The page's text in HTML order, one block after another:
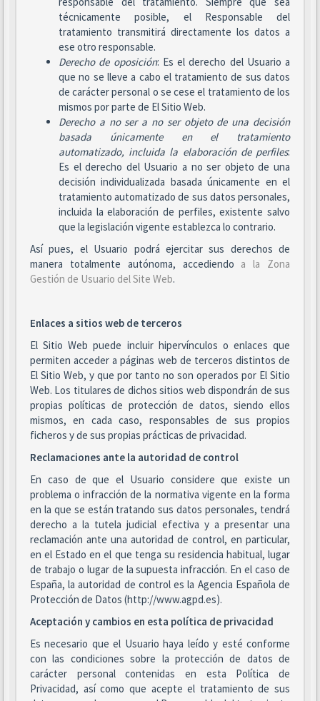
técnicamente posible, el Responsable del
tratamiento transmitirá directamente los datos a
ese otro responsable.
Derecho de oposición: Es el derecho del Usuario a
que no se lleve a cabo el tratamiento de sus datos
de carácter personal o se cese el tratamiento de los
mismos por parte de El Sitio Web.
Derecho a no ser a no ser objeto de una decisión
basada únicamente en el tratamiento
automatizado, incluida la elaboración de perfiles:
Es el derecho del Usuario a no ser objeto de una
decisión individualizada basada únicamente en el
tratamiento automatizado de sus datos personales,
incluida la elaboración de perfiles, existente salvo
que la legislación vigente establezca lo contrario.
Así pues, el Usuario podrá ejercitar sus derechos de
manera totalmente autónoma, accediendo a la Zona
Gestión de Usuario del Site Web.
Enlaces a sitios web de terceros
El Sitio Web puede incluir hipervínculos o enlaces que
permiten acceder a páginas web de terceros distintos de
El Sitio Web, y que por tanto no son operados por El Sitio
Web. Los titulares de dichos sitios web dispondrán de sus
propias políticas de protección de datos, siendo ellos
mismos, en cada caso, responsables de sus propios
ficheros y de sus propias prácticas de privacidad.
Reclamaciones ante la autoridad de control
En caso de que el Usuario considere que existe un
problema o infracción de la normativa vigente en la forma
en la que se están tratando sus datos personales, tendrá
derecho a la tutela judicial efectiva y a presentar una
reclamación ante una autoridad de control, en particular,
en el Estado en el que tenga su residencia habitual, lugar
de trabajo o lugar de la supuesta infracción. En el caso de
España, la autoridad de control es la Agencia Española de
Protección de Datos (http://www.agpd.es).
Aceptación y cambios en esta política de privacidad
Es necesario que el Usuario haya leído y esté conforme
con las condiciones sobre la protección de datos de
carácter personal contenidas en esta Política de
Privacidad, así como que acepte el tratamiento de sus